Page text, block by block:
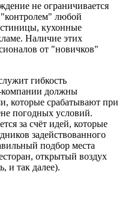
не ограничивается
любой
кухонные
Наличие этих
от "новичков"
гибкость
компании должны
которые срабатывают при
погодных условий.
за счёт идей, которые
задействованного
подбор места
открытый воздух
и так далее).